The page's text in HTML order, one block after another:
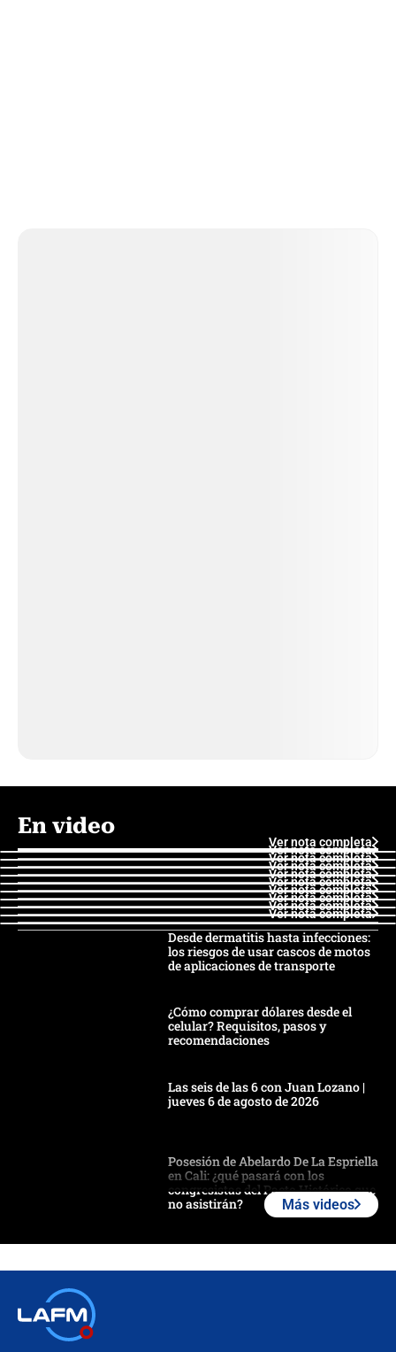
En video
Ver nota completa
Ver nota completa
Ver nota completa
Ver nota completa
Ver nota completa
Ver nota completa
Ver nota completa
Ver nota completa
Ver nota completa
Ver nota completa
Desde dermatitis hasta infecciones:
los riesgos de usar cascos de motos
de aplicaciones de transporte
¿Cómo comprar dólares desde el
celular? Requisitos, pasos y
recomendaciones
Las seis de las 6 con Juan Lozano |
jueves 6 de agosto de 2026
Posesión de Abelardo De La Espriella
en Cali: ¿qué pasará con los
congresistas del Pacto Histórico que
no asistirán?
Más videos